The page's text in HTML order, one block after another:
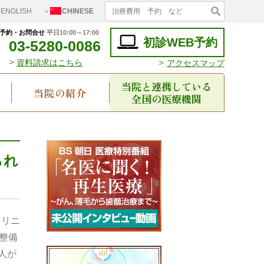
＞ CHINESE
約・お問合せ 平日10:00～17:00
03-5280-0086
> 資料請求はこちら
初診WEB予約
> アクセスマップ
当院の紹介
当院と連携している
全国の医療機関
れ
ニ
備
が